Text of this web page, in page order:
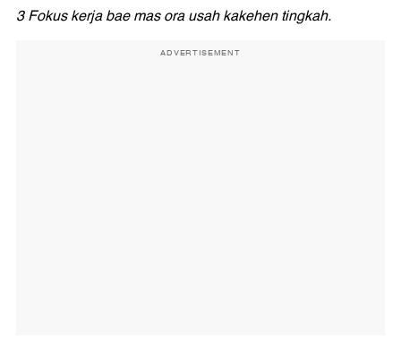
3 Fokus kerja bae mas ora usah kakehen tingkah.
ADVERTISEMENT